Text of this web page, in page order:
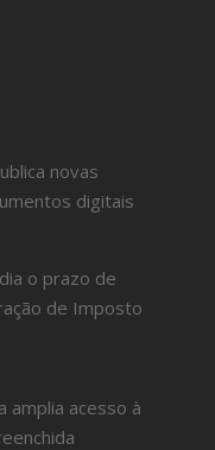
novas
digitais
o prazo de
de Imposto
amplia acesso à